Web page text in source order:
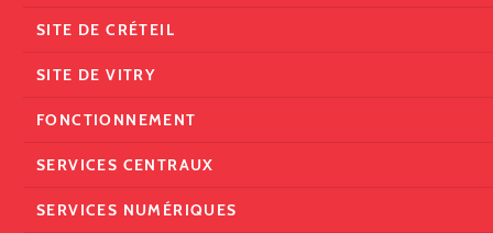
SITE DE CRÉTEIL
SITE DE VITRY
FONCTIONNEMENT
SERVICES CENTRAUX
SERVICES NUMÉRIQUES